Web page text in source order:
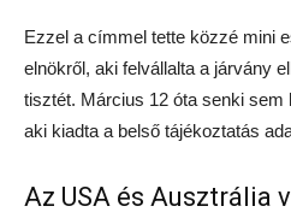
Ezzel a címmel tette közzé mini
elnökről, aki felvállalta a járvány
tisztét. Március 12 óta senki sem
aki kiadta a belső tájékoztatás
Az USA és Ausztrália